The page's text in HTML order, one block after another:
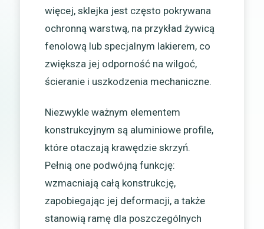
więcej, sklejka jest często pokrywana
ochronną warstwą, na przykład żywicą
fenolową lub specjalnym lakierem, co
zwiększa jej odporność na wilgoć,
ścieranie i uszkodzenia mechaniczne.
Niezwykle ważnym elementem
konstrukcyjnym są aluminiowe profile,
które otaczają krawędzie skrzyń.
Pełnią one podwójną funkcję:
wzmacniają całą konstrukcję,
zapobiegając jej deformacji, a także
stanowią ramę dla poszczególnych